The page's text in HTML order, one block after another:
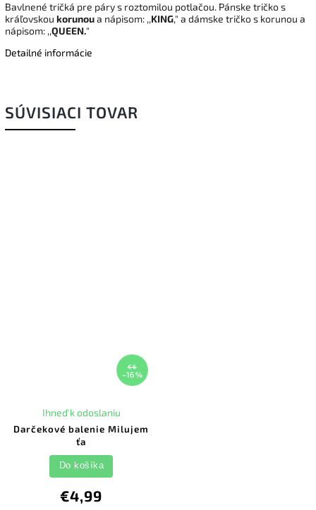
Bavlnené tričká pre páry s roztomilou potlačou. Pánske tričko s
kráľovskou korunoua nápisom: ,,KING," a dámske tričko s korunou a
nápisom: ,,QUEEN."
Detailné informácie
SÚVISIACI TOVAR
€6
–16 %
Darčekové balenie Milujem
ťa
Ihneď k odoslaniu
€4,99
Do košíka